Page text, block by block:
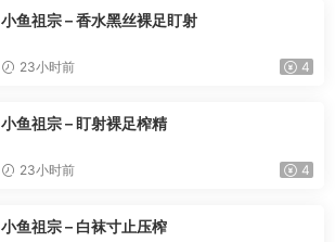
小鱼祖宗 – 香水黑丝裸足盯射
23小时前 4
小鱼祖宗 – 盯射裸足榨精
23小时前 4
小鱼祖宗 – 白袜寸止压榨